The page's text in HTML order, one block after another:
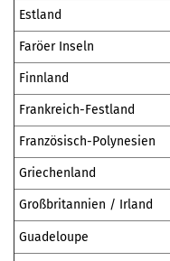
Estland
Faröer Inseln
Finnland
Frankreich-Festland
Französisch-Polynesien
Griechenland
Großbritannien / Irland
Guadeloupe